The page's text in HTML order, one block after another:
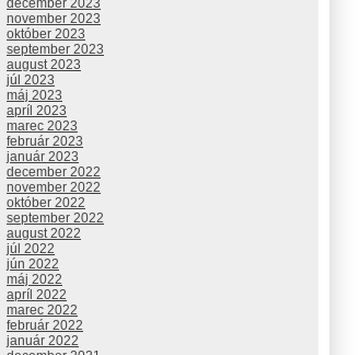
december 2023
november 2023
október 2023
september 2023
august 2023
júl 2023
máj 2023
apríl 2023
marec 2023
február 2023
január 2023
december 2022
november 2022
október 2022
september 2022
august 2022
júl 2022
jún 2022
máj 2022
apríl 2022
marec 2022
február 2022
január 2022